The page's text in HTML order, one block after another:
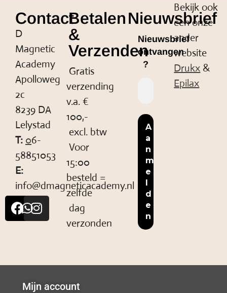
Contact
D
Magnetic
Academy
Apolloweg
2c
8239 DA
Lelystad
T: 06-
58851053
E:
info@dmagneticacademy.nl
Betalen
&
Verzenden
Gratis
verzending
v.a. €
100,-
excl. btw
Voor
15:00
besteld =
zelfde
dag
verzonden
Nieuwsbrief
Nieuwsbrief
ontvangen
?
Bekijk ook
een onze
ander
website
Drukx &
Epilax
Mijn account